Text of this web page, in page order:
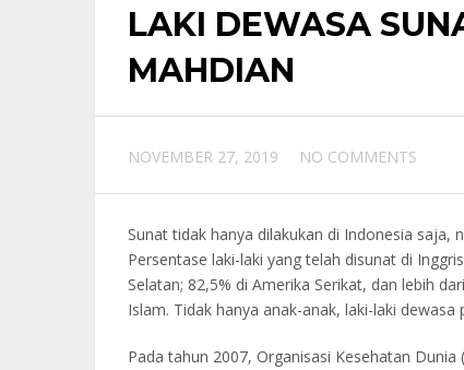
LAKI DEWASA
MAHDIAN
NOVEMBER 27, 2019 NO COMMENTS
Sunat tidak hanya dilakukan di Indonesia saja,
Persentase laki-laki yang telah disunat di
Selatan; 82,5% di Amerika Serikat, dan lebih
Islam. Tidak hanya anak-anak, laki-laki
Pada tahun 2007, Organisasi Kesehatan